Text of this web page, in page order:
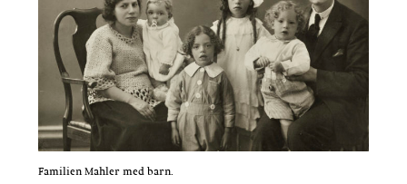
Familien Mahler med barn.